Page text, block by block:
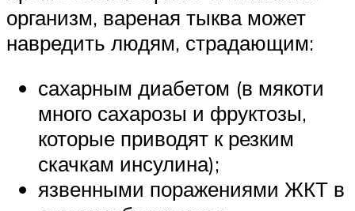
организм, вареная тыква может
навредить людям, страдающим:
сахарным диабетом (в мякоти
много сахарозы и фруктозы,
которые приводят к резким
скачкам инсулина);
язвенными поражениями ЖКТ в